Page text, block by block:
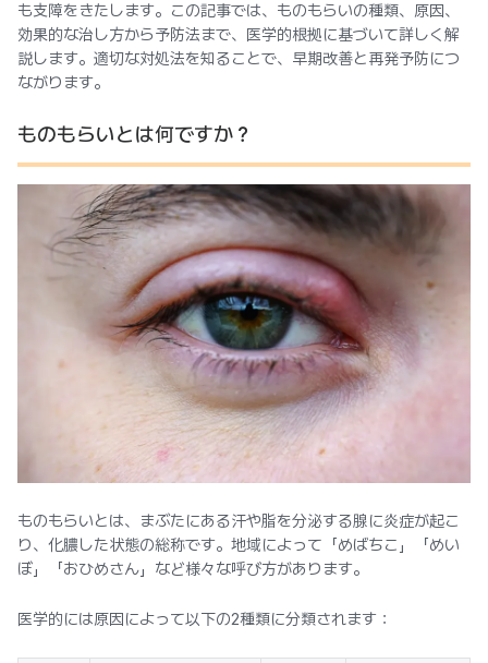
も支障をきたします。この記事では、ものもらいの種類、原因、
効果的な治し方から予防法まで、医学的根拠に基づいて詳しく解
説します。適切な対処法を知ることで、早期改善と再発予防につ
ながります。
ものもらいとは何ですか？
ものもらいとは、まぶたにある汗や脂を分泌する腺に炎症が起こ
り、化膿した状態の総称です。地域によって「めばちこ」「めい
ぼ」「おひめさん」など様々な呼び方があります。
医学的には原因によって以下の2種類に分類されます：